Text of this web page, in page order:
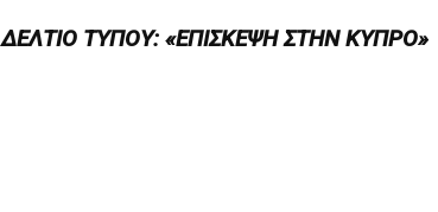
ΔΕΛΤΙΟ ΤΥΠΟΥ: «ΕΠΙΣΚΕΨΗ ΣΤΗΝ ΚΥΠΡΟ»